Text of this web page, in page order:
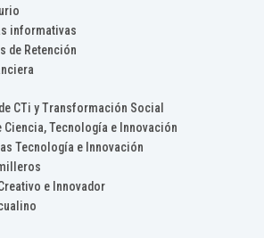
informativas
de Retención
CTi y Transformación Social
Ciencia, Tecnología e Innovación
Tecnología e Innovación
e Innovador